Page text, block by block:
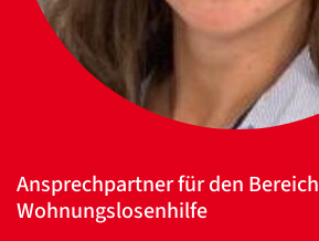
Ansprechpartner für den Bereich
Wohnungslosenhilfe